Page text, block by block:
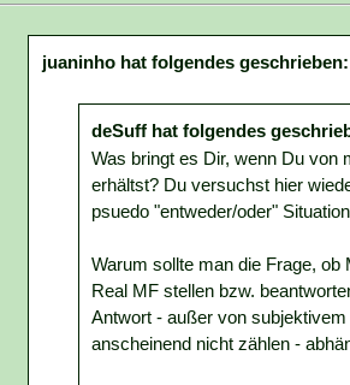
juaninho hat folgendes geschrieben:
deSuff hat folgendes
Was bringt es Dir, wenn Du von
erhältst? Du versuchst hier
psuedo "entweder/oder"
Warum sollte man die Frage,
Real MF stellen bzw.
Antwort - außer von
anscheinend nicht zählen -